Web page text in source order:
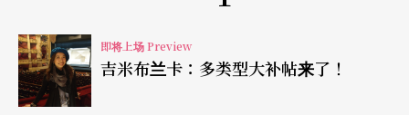
京剧演员如何在现代剧场展身手
国光剧团的《青春谢幕》由王友辉亲自编导，担纲
即将上场 Preview
吉米布兰卡：多类型大补帖来了！